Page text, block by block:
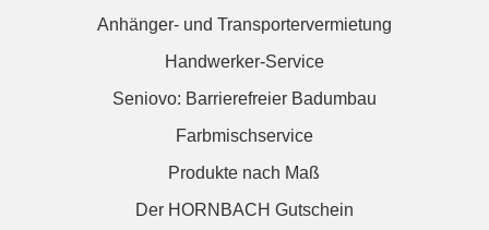
Anhänger- und Transportervermietung
Handwerker-Service
Seniovo: Barrierefreier Badumbau
Farbmischservice
Produkte nach Maß
Der HORNBACH Gutschein